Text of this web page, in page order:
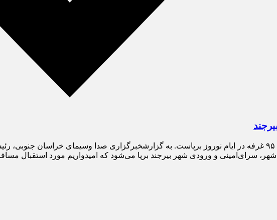
۶ بازارچه صنایع دستی در بیرجند شامل ۹۵ غرفه در ایام نوروز برپاست. به گزارشخبرگزاری صدا
شهر، سرای‌امینی و ورودی شهر بیرجند برپا می‌شود که امیدواریم مورد استقبال